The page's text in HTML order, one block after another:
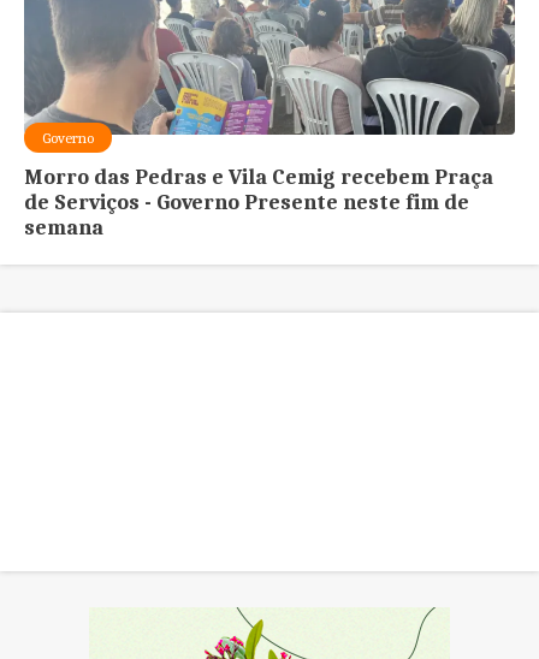
Governo
Morro das Pedras e Vila Cemig recebem Praça
de Serviços - Governo Presente neste fim de
semana